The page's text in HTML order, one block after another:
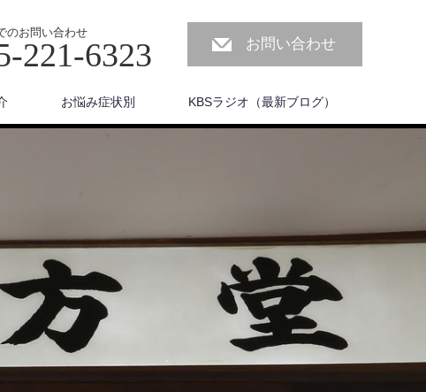
のお問い合わせ
221-6323 お問い合わせ
お悩み症状別 KBSラジオ（最新ブログ）